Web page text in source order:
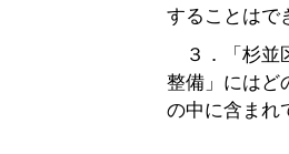
することはで
３．「杉並
整備」にはど
の中に含まれ